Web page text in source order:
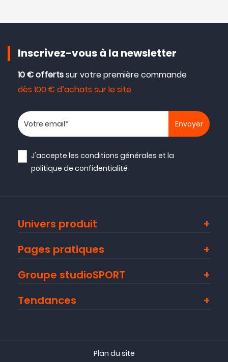
Inscrivez-vous à la newsletter
10 € offertssur votre première commande
dès 100 € d’achats sur le site
Votre adresse email
J'accepte lesconditions générales et la
politique de confidentialité
Univers produit
Pages pratiques
Groupe studioSPORT
Tendances
Plan du site